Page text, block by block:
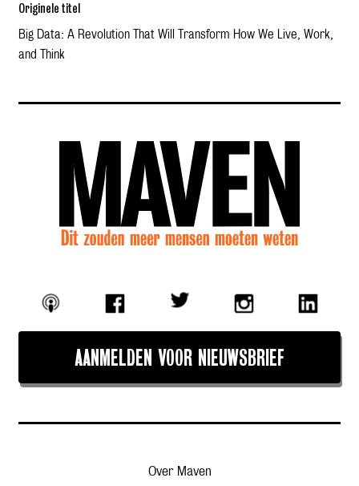
Originele titel
Big Data: A Revolution That Will Transform How We Live, Work,
and Think
AANMELDEN VOOR NIEUWSBRIEF
Over Maven